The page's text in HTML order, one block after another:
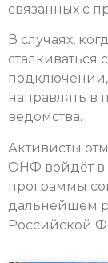
связанных с
В случаях,
направлять
ведомства.
Активисты
ОНФ войдёт в
программы
дальнейшем
Российской